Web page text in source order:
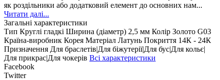
як роздільники або додатковий елемент до основних нам...
Читати далі...
Загальні характеристики
Тип Круглі гладкі Ширина (діаметр) 2,5 мм Колір Золото G03
Країна-виробник Корея Матеріал Латунь Покриття 14К - 24К
Призначення Для браслетів|Для біжутерії|Для бус|Для кольє|
Для прикрас|Для чокерів Всі характеристики
Facebook
Twitter